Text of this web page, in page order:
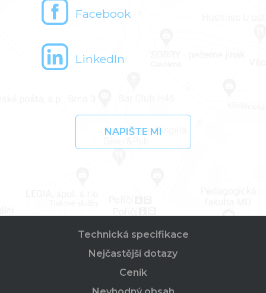
Facebook
LinkedIn
NAPIŠTE MI
Technická specifikace
Nejčastější dotazy
Ceník